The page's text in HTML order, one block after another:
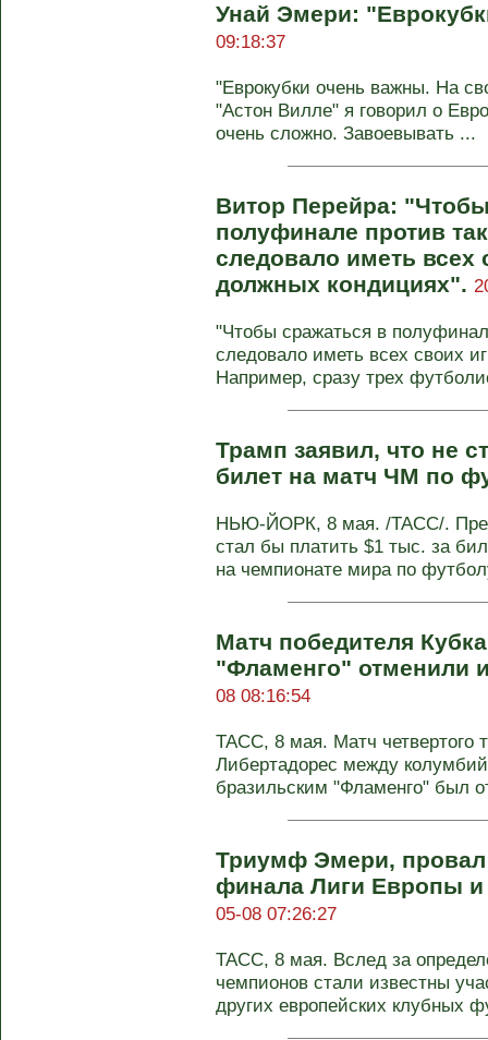
Унай Эмери:
09:18:37
"Еврокубки очень важны. На
"Астон Вилле" я говорил о
очень сложно. Завоевывать ...
Витор Перейра:
полуфинале против
следовало иметь всех
должных кондициях".
"Чтобы сражаться в
следовало иметь всех своих
Например, сразу трех
Трамп заявил, что не
билет на матч ЧМ по
НЬЮ-ЙОРК, 8 мая. /ТАСС/.
стал бы платить $1 тыс. за
на чемпионате мира по
Матч победителя
"Фламенго" отменили
08 08:16:54
ТАСС, 8 мая. Матч четвертого
Либертадорес между
бразильским "Фламенго" был
Триумф Эмери,
финала Лиги Европы
05-08 07:26:27
ТАСС, 8 мая. Вслед за
чемпионов стали известны
других европейских клубных